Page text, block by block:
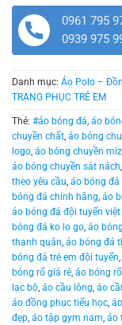
0961 795
0939 975
Danh mục: Áo Polo –
TRANG PHỤC TRẺ EM
Thẻ: #áo bóng đá, áo
chuyền chất, áo bóng
logo, áo bóng chuyền
áo bóng chuyền sát nách,
theo yêu cầu, áo bóng đá
bóng đá chính hãng, áo
áo bóng đá đội tuyển
bóng đá ko lo go, áo
thanh quân, áo bóng đá
bóng đá trẻ ẹm đội tuyển,
bóng rổ giá rẻ, áo bóng
lạc bộ, áo cầu lông, áo
áo đồng phục tiểu học,
đẹp, áo tập gym nam, áo